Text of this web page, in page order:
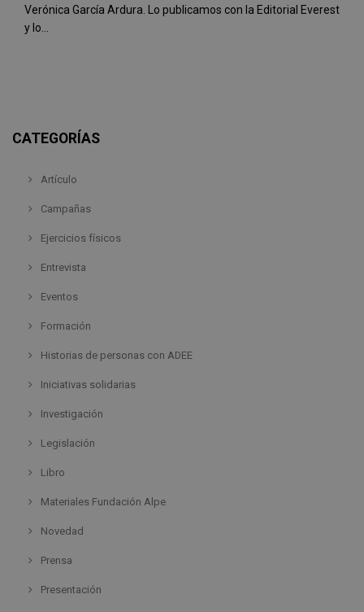
Verónica García Ardura. Lo publicamos con la Editorial Everest
y lo...
CATEGORÍAS
Artículo
Campañas
Ejercicios físicos
Entrevista
Eventos
Formación
Historias de personas con ADEE
Iniciativas solidarias
Investigación
Legislación
Libro
Materiales Fundación Alpe
Novedad
Prensa
Presentación